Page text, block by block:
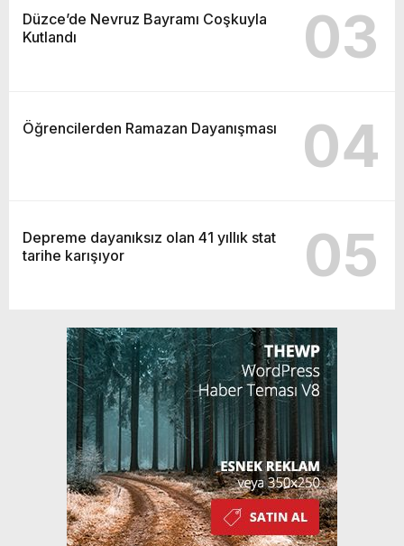
Düzce’de Nevruz Bayramı Coşkuyla
Kutlandı
03
Öğrencilerden Ramazan Dayanışması 04
Depreme dayanıksız olan 41 yıllık stat
tarihe karışıyor
05